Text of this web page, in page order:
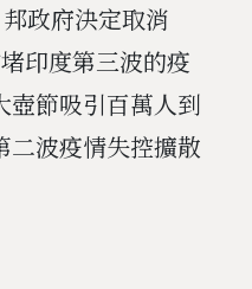
政府決定取消
印度第三波的疫
壺節吸引百萬人到
二波疫情失控擴散